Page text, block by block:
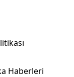
Haberleri